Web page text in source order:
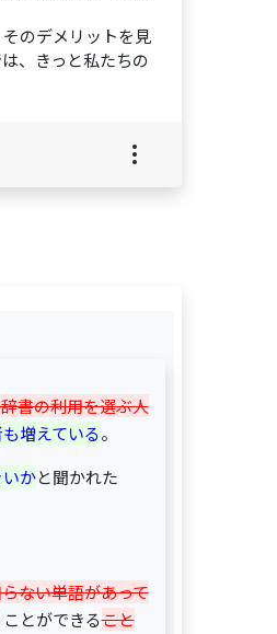
のデメリットを見
、きっと私たちの
書の利用を選ぶ人
増えている。
かと聞かれた
ない単語があって
とができること